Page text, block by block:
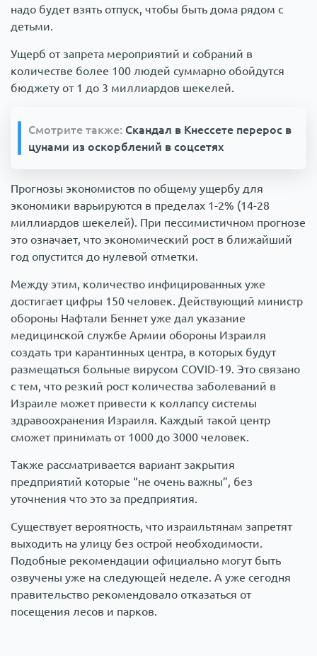
надо будет взять отпуск, чтобы быть дома рядом с
детьми.
Ущерб от запрета мероприятий и собраний в
количестве более 100 людей суммарно обойдутся
бюджету от 1 до 3 миллиардов шекелей.
Смотрите также: Скандал в Кнессете перерос в
цунами из оскорблений в соцсетях
Прогнозы экономистов по общему ущербу для
экономики варьируются в пределах 1-2% (14-28
миллиардов шекелей). При пессимистичном прогнозе
это означает, что экономический рост в ближайший
год опустится до нулевой отметки.
Между этим, количество инфицированных уже
достигает цифры 150 человек. Действующий министр
обороны Нафтали Беннет уже дал указание
медицинской службе Армии обороны Израиля
создать три карантинных центра, в которых будут
размещаться больные вирусом COVID-19. Это связано
с тем, что резкий рост количества заболеваний в
Израиле может привести к коллапсу системы
здравоохранения Израиля. Каждый такой центр
сможет принимать от 1000 до 3000 человек.
Также рассматривается вариант закрытия
предприятий которые “не очень важны”, без
уточнения что это за предприятия.
Существует вероятность, что израильтянам запретят
выходить на улицу без острой необходимости.
Подобные рекомендации официально могут быть
озвучены уже на следующей неделе. А уже сегодня
правительство рекомендовало отказаться от
посещения лесов и парков.